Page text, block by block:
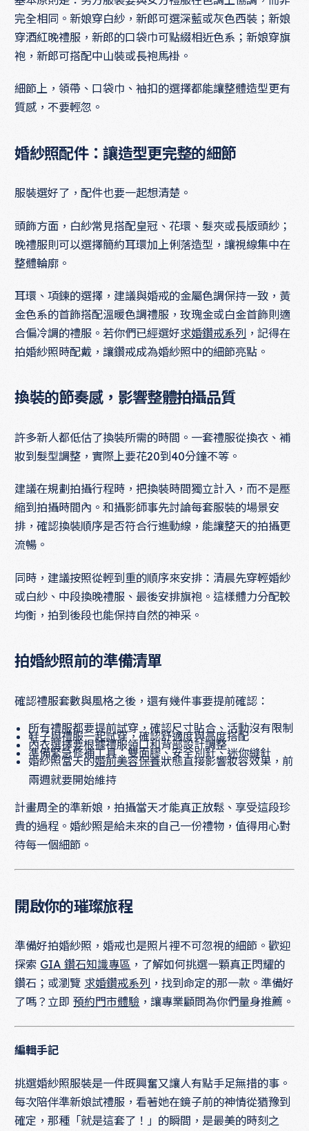
完全相同。新娘穿白紗，新郎可選深藍或灰色西裝；新娘
穿酒紅晚禮服，新郎的口袋巾可點綴相近色系；新娘穿旗
袍，新郎可搭配中山裝或長袍馬褂。
細節上，領帶、口袋巾、袖扣的選擇都能讓整體造型更有
質感，不要輕忽。
婚紗照配件：讓造型更完整的細節
服裝選好了，配件也要一起想清楚。
頭飾方面，白紗常見搭配皇冠、花環、髮夾或長版頭紗；
晚禮服則可以選擇簡約耳環加上俐落造型，讓視線集中在
整體輪廓。
耳環、項鍊的選擇，建議與婚戒的金屬色調保持一致，黃
金色系的首飾搭配溫暖色調禮服，玫瑰金或白金首飾則適
合偏冷調的禮服。若你們已經選好求婚鑽戒系列 ，記得在
拍婚紗照時配戴，讓鑽戒成為婚紗照中的細節亮點。
換裝的節奏感，影響整體拍攝品質
許多新人都低估了換裝所需的時間。一套禮服從換衣、補
妝到髮型調整，實際上要花20到40分鐘不等。
建議在規劃拍攝行程時，把換裝時間獨立計入，而不是壓
縮到拍攝時間內。和攝影師事先討論每套服裝的場景安
排，確認換裝順序是否符合行進動線，能讓整天的拍攝更
流暢。
同時，建議按照從輕到重的順序來安排：清晨先穿輕婚紗
或白紗、中段換晚禮服、最後安排旗袍。這樣體力分配較
均衡，拍到後段也能保持自然的神采。
拍婚紗照前的準備清單
確認禮服套數與風格之後，還有幾件事要提前確認：
所有禮服都要提前試穿，確認尺寸貼合、活動沒有限制
鞋子與禮服一起試穿，確認舒適度與高度搭配
內衣選擇要根據禮服領口和背部設計調整
準備緊急修補工具：雙面膠、安全別針、迷你縫針
婚紗照當天的婚前美容保養狀態直接影響妝容效果，前
兩週就要開始維持
計畫周全的準新娘，拍攝當天才能真正放鬆、享受這段珍
貴的過程。婚紗照是給未來的自己一份禮物，值得用心對
待每一個細節。
開啟你的璀璨旅程
準備好拍婚紗照，婚戒也是照片裡不可忽視的細節。歡迎
探索 GIA 鑽石知識專區 ，了解如何挑選一顆真正閃耀的
鑽石；或瀏覽 求婚鑽戒系列 ，找到命定的那一款。準備好
了嗎？立即預約門市體驗 ，讓專業顧問為你們量身推薦。
編輯手記
挑選婚紗照服裝是一件既興奮又讓人有點手足無措的事。
每次陪伴準新娘試禮服，看著她在鏡子前的神情從猶豫到
確定，那種「就是這套了！」的瞬間，是最美的時刻之